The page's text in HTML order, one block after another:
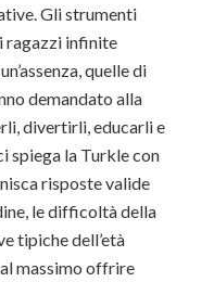
Gli strumenti
ragazzi infinite
quelle di
demandato alla
divertirli, educarli e
spiega la Turkle con
risposte valide
le difficoltà della
tipiche dell’età
massimo offrire